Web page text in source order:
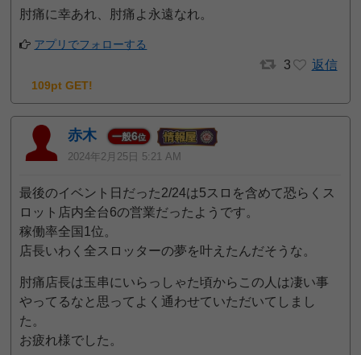
肘痛に幸あれ、肘痛よ永遠なれ。
アプリでフォローする
3 返信
109pt GET!
赤木 一般6位
2024年2月25日 5:21 AM
最後のイベント日だった2/24は5スロを含めて恐らくス
ロット店内全台6の営業だったようです。
稼働率全国1位。
店長いわく全スロッターの夢を叶えたんだそうな。
肘痛店長は玉串にいらっしゃた頃からこの人は凄い事
やってるなと思ってよく通わせていただいてしまし
た。
お疲れ様でした。